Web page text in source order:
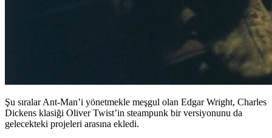
Şu sıralar Ant-Man’i yönetmekle meşgul olan Edgar Wright, Charles
Dickens klasiği Oliver Twist’in steampunk bir versiyonunu da
gelecekteki projeleri arasına ekledi.